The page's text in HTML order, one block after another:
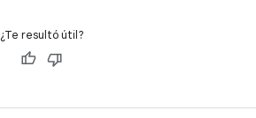
¿Te resultó útil?